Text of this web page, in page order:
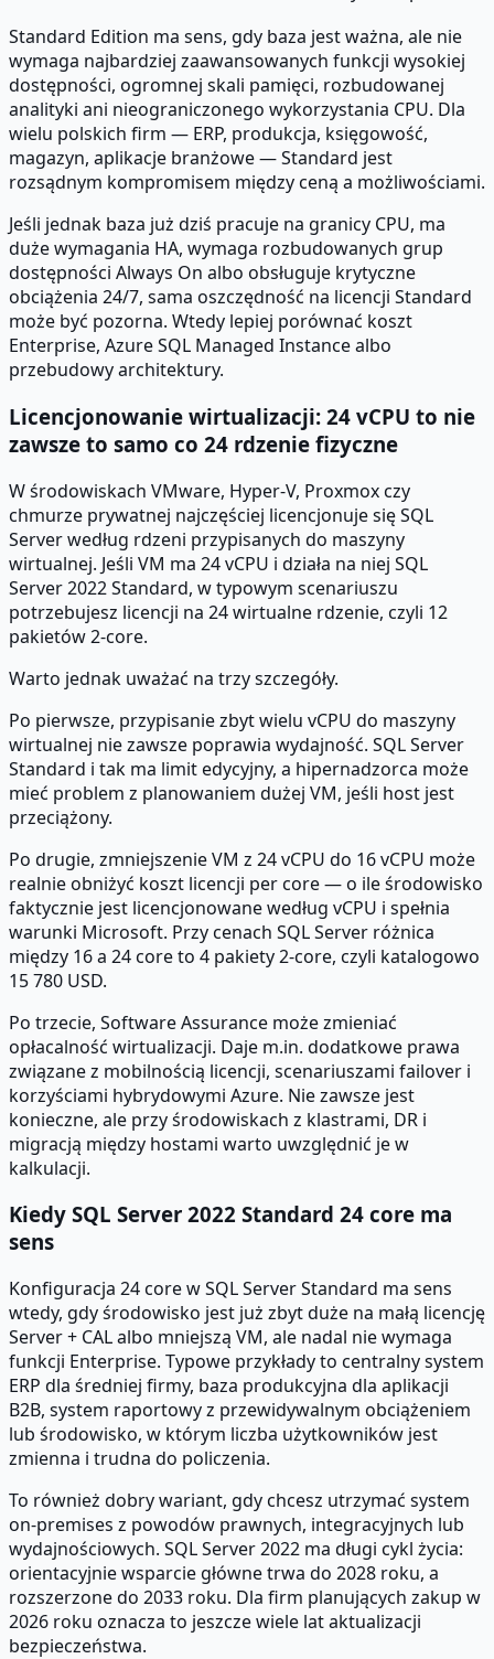
Standard Edition ma sens, gdy baza jest ważna, ale nie
wymaga najbardziej zaawansowanych funkcji wysokiej
dostępności, ogromnej skali pamięci, rozbudowanej
analityki ani nieograniczonego wykorzystania CPU. Dla
wielu polskich firm — ERP, produkcja, księgowość,
magazyn, aplikacje branżowe — Standard jest
rozsądnym kompromisem między ceną a możliwościami.
Jeśli jednak baza już dziś pracuje na granicy CPU, ma
duże wymagania HA, wymaga rozbudowanych grup
dostępności Always On albo obsługuje krytyczne
obciążenia 24/7, sama oszczędność na licencji Standard
może być pozorna. Wtedy lepiej porównać koszt
Enterprise, Azure SQL Managed Instance albo
przebudowy architektury.
Licencjonowanie wirtualizacji: 24 vCPU to nie
zawsze to samo co 24 rdzenie fizyczne
W środowiskach VMware, Hyper-V, Proxmox czy
chmurze prywatnej najczęściej licencjonuje się SQL
Server według rdzeni przypisanych do maszyny
wirtualnej. Jeśli VM ma 24 vCPU i działa na niej SQL
Server 2022 Standard, w typowym scenariuszu
potrzebujesz licencji na 24 wirtualne rdzenie, czyli 12
pakietów 2-core.
Warto jednak uważać na trzy szczegóły.
Po pierwsze, przypisanie zbyt wielu vCPU do maszyny
wirtualnej nie zawsze poprawia wydajność. SQL Server
Standard i tak ma limit edycyjny, a hipernadzorca może
mieć problem z planowaniem dużej VM, jeśli host jest
przeciążony.
Po drugie, zmniejszenie VM z 24 vCPU do 16 vCPU może
realnie obniżyć koszt licencji per core — o ile środowisko
faktycznie jest licencjonowane według vCPU i spełnia
warunki Microsoft. Przy cenach SQL Server różnica
między 16 a 24 core to 4 pakiety 2-core, czyli katalogowo
15 780 USD.
Po trzecie, Software Assurance może zmieniać
opłacalność wirtualizacji. Daje m.in. dodatkowe prawa
związane z mobilnością licencji, scenariuszami failover i
korzyściami hybrydowymi Azure. Nie zawsze jest
konieczne, ale przy środowiskach z klastrami, DR i
migracją między hostami warto uwzględnić je w
kalkulacji.
Kiedy SQL Server 2022 Standard 24 core ma
sens
Konfiguracja 24 core w SQL Server Standard ma sens
wtedy, gdy środowisko jest już zbyt duże na małą licencję
Server + CAL albo mniejszą VM, ale nadal nie wymaga
funkcji Enterprise. Typowe przykłady to centralny system
ERP dla średniej firmy, baza produkcyjna dla aplikacji
B2B, system raportowy z przewidywalnym obciążeniem
lub środowisko, w którym liczba użytkowników jest
zmienna i trudna do policzenia.
To również dobry wariant, gdy chcesz utrzymać system
on-premises z powodów prawnych, integracyjnych lub
wydajnościowych. SQL Server 2022 ma długi cykl życia:
orientacyjnie wsparcie główne trwa do 2028 roku, a
rozszerzone do 2033 roku. Dla firm planujących zakup w
2026 roku oznacza to jeszcze wiele lat aktualizacji
bezpieczeństwa.